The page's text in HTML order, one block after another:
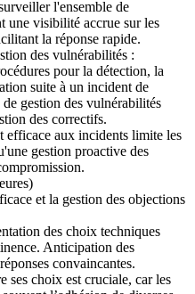
l'ensemble de
une visibilité accrue sur les
la réponse rapide.
des vulnérabilités :
pour la détection, la
suite à un incident de
gestion des vulnérabilités
des correctifs.
efficace aux incidents limite les
gestion proactive des
et la gestion des objections
des choix techniques
Anticipation des
convaincantes.
ses choix est cruciale, car les